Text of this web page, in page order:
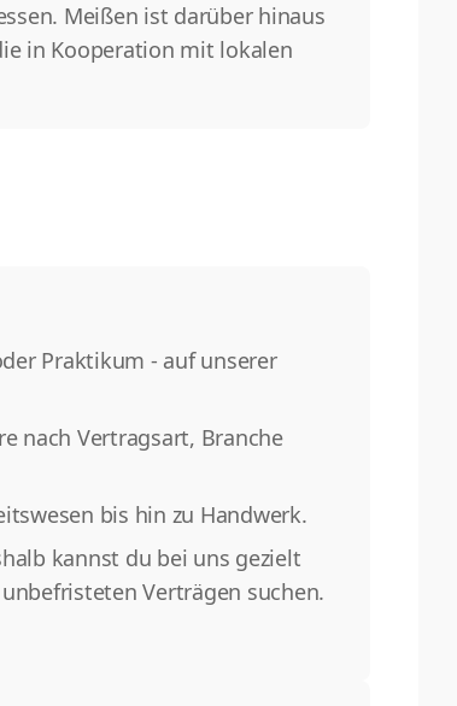
Meißen ist darüber hinaus
in Kooperation mit lokalen
Praktikum - auf unserer
nach Vertragsart, Branche
bis hin zu Handwerk.
kannst du bei uns gezielt
Verträgen suchen.